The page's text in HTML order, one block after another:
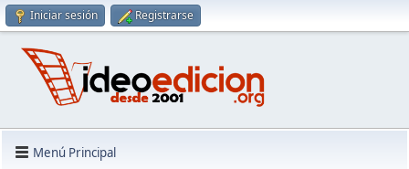
Iniciar sesión Registrarse
Menú Principal